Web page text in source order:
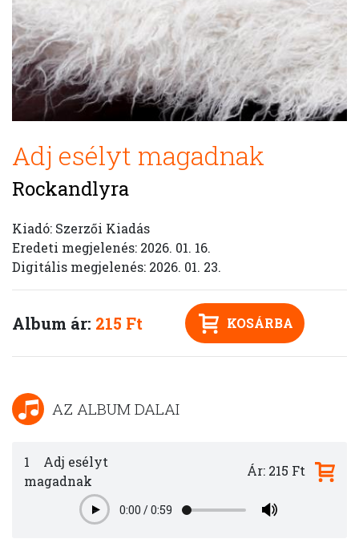
Adj esélyt magadnak
Rockandlyra
Kiadó: Szerzői Kiadás
Eredeti megjelenés: 2026. 01. 16.
Digitális megjelenés: 2026. 01. 23.
Album ár: 215 Ft KOSÁRBA
AZ ALBUM DALAI
1
Adj esélyt
magadnak
Play0:00 /0:59
Ár: 215 Ft